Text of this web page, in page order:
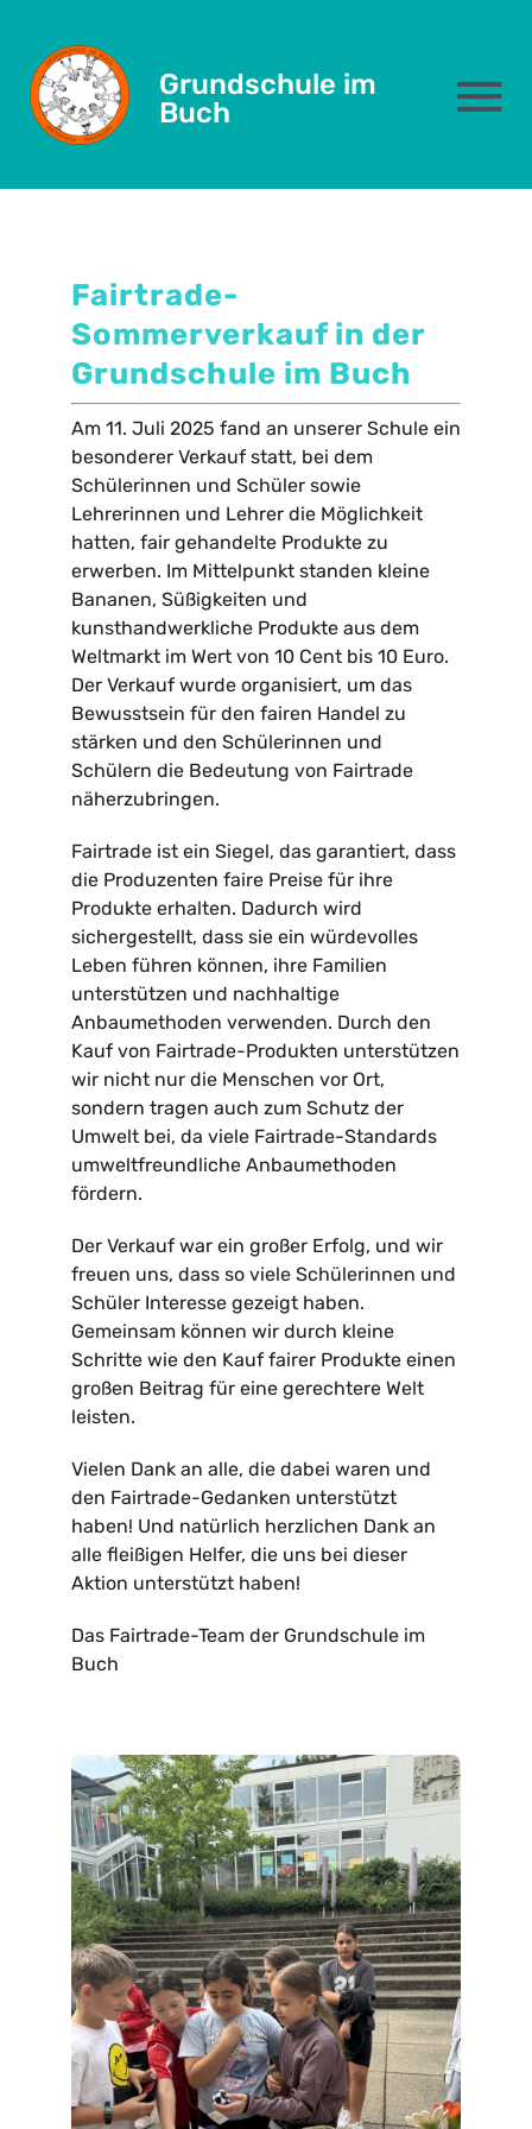
content
Grundschule im
Buch
Das sind wir
Eltern
Kernzeit
Formulare
Kontakt
Torchlight hike
Fairtrade-
Sommerverkauf in der
Grundschule im Buch
Am 11. Juli 2025 fand an unserer Schule ein
besonderer Verkauf statt, bei dem
Schülerinnen und Schüler sowie
Lehrerinnen und Lehrer die Möglichkeit
hatten, fair gehandelte Produkte zu
erwerben. Im Mittelpunkt standen kleine
Bananen, Süßigkeiten und
kunsthandwerkliche Produkte aus dem
Weltmarkt im Wert von 10 Cent bis 10 Euro.
Der Verkauf wurde organisiert, um das
Bewusstsein für den fairen Handel zu
stärken und den Schülerinnen und
Schülern die Bedeutung von Fairtrade
näherzubringen.
Fairtrade ist ein Siegel, das garantiert, dass
die Produzenten faire Preise für ihre
Produkte erhalten. Dadurch wird
sichergestellt, dass sie ein würdevolles
Leben führen können, ihre Familien
unterstützen und nachhaltige
Anbaumethoden verwenden. Durch den
Kauf von Fairtrade-Produkten unterstützen
wir nicht nur die Menschen vor Ort,
sondern tragen auch zum Schutz der
Umwelt bei, da viele Fairtrade-Standards
umweltfreundliche Anbaumethoden
fördern.
Der Verkauf war ein großer Erfolg, und wir
freuen uns, dass so viele Schülerinnen und
Schüler Interesse gezeigt haben.
Gemeinsam können wir durch kleine
Schritte wie den Kauf fairer Produkte einen
großen Beitrag für eine gerechtere Welt
leisten.
Vielen Dank an alle, die dabei waren und
den Fairtrade-Gedanken unterstützt
haben! Und natürlich herzlichen Dank an
alle fleißigen Helfer, die uns bei dieser
Aktion unterstützt haben!
Das Fairtrade-Team der Grundschule im
Buch